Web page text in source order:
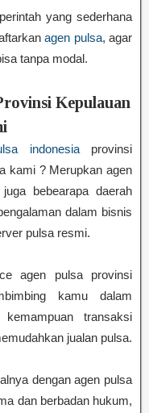
yang sederhana
agen pulsa, agar
tanpa modal.
Kepulauan
indonesiaprovinsi
kami ? Merupkan agen
bebearapa daerah
dalam bisnis
pulsa resmi.
agen pulsa provinsi
kamu dalam
transaksi
jualan pulsa.
dengan agen pulsa
dan berbadan hukum,